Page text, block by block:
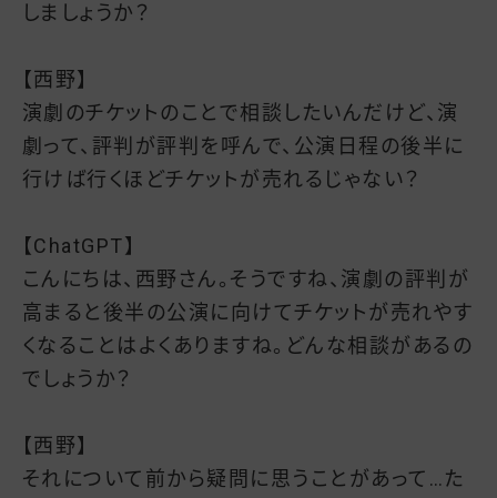
しましょうか？
【西野】
演劇のチケットのことで相談したいんだけど、演
劇って、評判が評判を呼んで、公演日程の後半に
行けば行くほどチケットが売れるじゃない？
【ChatGPT】
こんにちは、西野さん。そうですね、演劇の評判が
高まると後半の公演に向けてチケットが売れやす
くなることはよくありますね。どんな相談があるの
でしょうか？
【西野】
それについて前から疑問に思うことがあって…た